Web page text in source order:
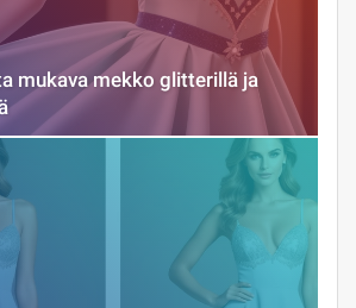
mukava mekko glitterillä ja